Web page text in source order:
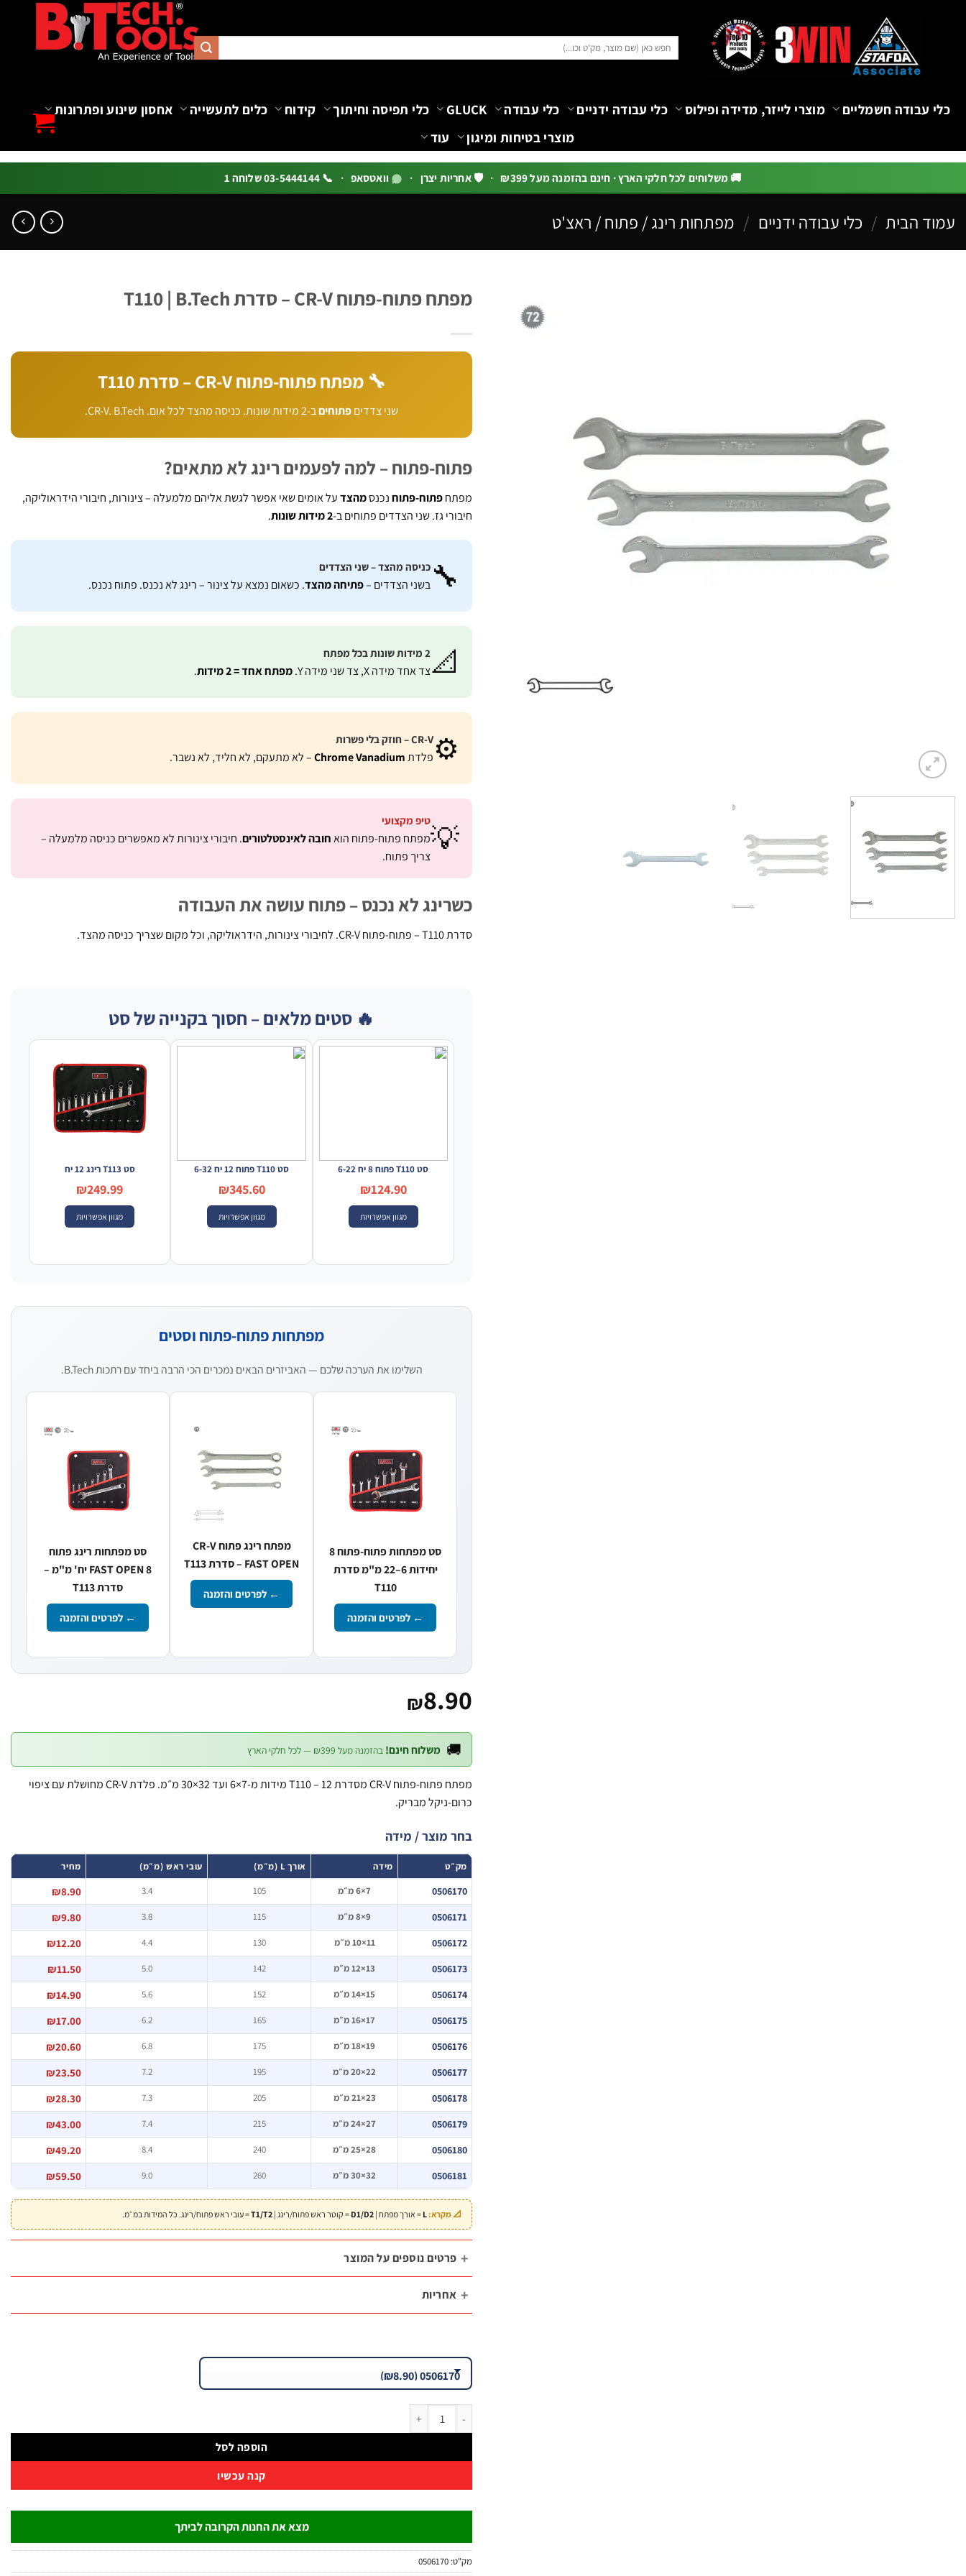
כלי עבודה חשמליים מוצרי לייזר, מדידה ופילוס כלי עבודה ידניים כלי עבודה GLUCK כלי תפיסה וחיתוך קידוח כלים לתעשייה
אחסון שינוע ופתרונות
מוצרי בטיחות ומיגון
עוד
🚚 משלוחים לכל חלקי הארץ · חינם בהזמנה מעל ₪399 · 🛡️ אחריות יצרן · וואטסאפ · 📞 03-5444144 שלוחה 1
עמוד הבית / כלי עבודה ידניים / מפתחות רינג / פתוח / ראצ'ט
מפתח פתוח-פתוח CR-V – סדרת T110 | B.Tech
🔧 מפתח פתוח-פתוח CR-V – סדרת T110
שני צדדיםפתוחיםב-2 מידות שונות. כניסה מהצד לכל אום. CR-V. B.Tech.
פתוח-פתוח – למה לפעמים רינג לא מתאים?
מפתחפתוח-פתוחנכנסמהצדעל אומים שאי אפשר לגשת אליהם מלמעלה – צינורות, חיבורי הידראוליקה,
חיבורי גז. שני הצדדים פתוחים ב-2 מידות שונות .
🔧 כניסה מהצד – שני הצדדים
בשני הצדדים –פתיחה מהצד. כשאום נמצא על צינור – רינג לא נכנס. פתוח נכנס.
📐2 מידות שונות בכל מפתח
צד אחד מידה X, צד שני מידה Y. מפתח אחד = 2 מידות .
⚙️CR-V – חוזק בלי פשרות
פלדתChrome Vanadium– לא מתעקם, לא חליד, לא נשבר.
💡טיפ מקצועי
מפתח פתוח-פתוח הואחובה לאינסטלטורים. חיבורי צינורות לא מאפשרים כניסה מלמעלה –
צריך פתוח.
כשרינג לא נכנס – פתוח עושה את העבודה
סדרת T110 – פתוח-פתוח CR-V. לחיבורי צינורות, הידראוליקה, וכל מקום שצריך כניסה מהצד.
🔥 סטים מלאים – חסוך בקנייה של סט
סט T110 פתוח 8 יח 6-22
₪124.90
מגוון אפשרויות
סט T110 פתוח 12 יח 6-32
₪345.60
מגוון אפשרויות
סט T113 רינג 12 יח
₪249.99
מגוון אפשרויות
מפתחות פתוח-פתוח וסטים
השלימו את הערכה שלכם — האביזרים הבאים נמכרים הכי הרבה ביחד עם רתכות B.Tech.
סט מפתחות פתוח-פתוח 8
יחידות 6–22 מ"מ סדרת
T110
← לפרטים והזמנה
מפתח רינג פתוח CR-V
FAST OPEN – סדרת T113
← לפרטים והזמנה
סט מפתחות רינג פתוח
FAST OPEN 8 יח' מ"מ –
סדרת T113
← לפרטים והזמנה
₪8.90
🚚 משלוח חינם! בהזמנה מעל ₪399 — לכל חלקי הארץ
מפתח פתוח-פתוח CR-V מסדרת T110 – 12 מידות מ-7×6 ועד 32×30 מ״מ. פלדת CR-V מחושלת עם ציפוי
כרום-ניקל מבריק.
בחר מוצר / מידה
מק״ט מידה אורך L (מ״מ) עובי ראש (מ״מ) מחיר
0506170 7×6 מ״מ 105
3.4
₪8.90
0506171 9×8 מ״מ 115
3.8
₪9.80
0506172 11×10 מ״מ 130
4.4
₪12.20
0506173 13×12 מ״מ 142
5.0
₪11.50
0506174 15×14 מ״מ 152
5.6
₪14.90
0506175 17×16 מ״מ 165
6.2
₪17.00
0506176 19×18 מ״מ 175
6.8
₪20.60
0506177 22×20 מ״מ 195
7.2
₪23.50
0506178 23×21 מ״מ 205
7.3
₪28.30
0506179 27×24 מ״מ 215
7.4
₪43.00
0506180 28×25 מ״מ 240
8.4
₪49.20
0506181 32×30 מ״מ 260
9.0
₪59.50
📐 מקרא:L = אורך מפתח | D1/D2 = קוטר ראש פתוח/רינג | T1/T2= עובי ראש פתוח/רינג. כל המידות במ״מ.
פרטים נוספים על המוצר
אחריות
כמות של מפתח פתוח-פתוח CR-V – סדרת T110 | B.Tech
הוספה לסל
קנה עכשיו
מצא את החנות הקרובה לביתך
מק"ט: 0506170